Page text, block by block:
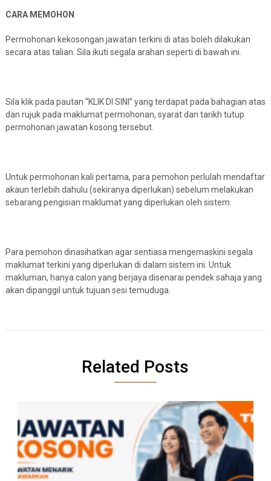
CARA MEMOHON
Permohonan kekosongan jawatan terkini di atas boleh dilakukan
secara atas talian. Sila ikuti segala arahan seperti di bawah ini.
Sila klik pada pautan “KLIK DI SINI” yang terdapat pada bahagian atas
dan rujuk pada maklumat permohonan, syarat dan tarikh tutup
permohonan jawatan kosong tersebut.
Untuk permohonan kali pertama, para pemohon perlulah mendaftar
akaun terlebih dahulu (sekiranya diperlukan) sebelum melakukan
sebarang pengisian maklumat yang diperlukan oleh sistem.
Para pemohon dinasihatkan agar sentiasa mengemaskini segala
maklumat terkini yang diperlukan di dalam sistem ini. Untuk
makluman, hanya calon yang berjaya disenarai pendek sahaja yang
akan dipanggil untuk tujuan sesi temuduga.
Related Posts